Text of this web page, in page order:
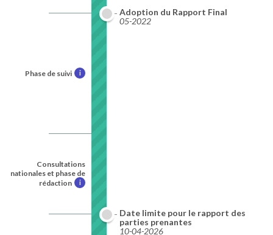
Phase de suivi i
Consultations
nationales et phase de
rédaction
i
Adoption du Rapport Final
05-2022
Date limite pour le rapport des
parties prenantes
10-04-2026